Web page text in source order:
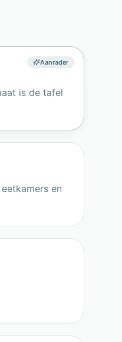
Aanrader
is de tafel
en